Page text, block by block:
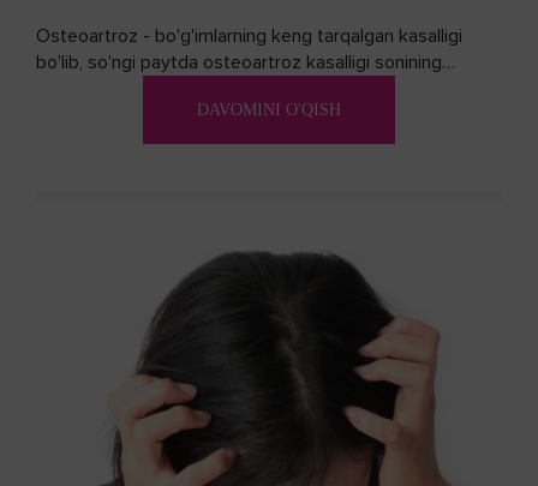
Osteoartroz - bo'g'imlarning keng tarqalgan kasalligi
bo'lib, so'ngi paytda osteoartroz kasalligi sonining
DAVOMINI O'QISH